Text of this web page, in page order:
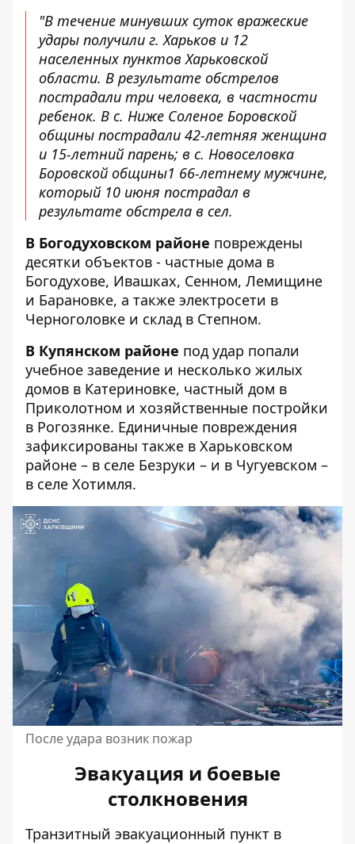
"В течение минувших суток вражеские
удары получили г. Харьков и 12
населенных пунктов Харьковской
области. В результате обстрелов
пострадали три человека, в частности
ребенок. В с. Ниже Соленое Боровской
общины пострадали 42-летняя женщина
и 15-летний парень; в с. Новоселовка
Боровской общины1 66-летнему мужчине,
который 10 июня пострадал в
результате обстрела в сел.
В Богодуховском районе повреждены
десятки объектов - частные дома в
Богодухове, Ивашках, Сенном, Лемищине
и Барановке, а также электросети в
Черноголовке и склад в Степном.
В Купянском районе под удар попали
учебное заведение и несколько жилых
домов в Катериновке, частный дом в
Приколотном и хозяйственные постройки
в Рогозянке. Единичные повреждения
зафиксированы также в Харьковском
районе – в селе Безруки – и в Чугуевском –
в селе Хотимля.
После удара возник пожар
Эвакуация и боевые
столкновения
Транзитный эвакуационный пункт в